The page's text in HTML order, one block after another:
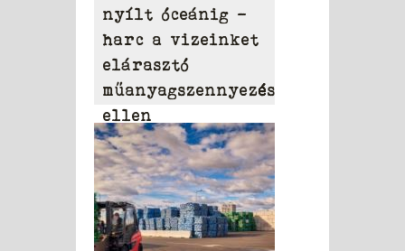
nyílt óceánig –
harc a vizeinket
elárasztó
műanyagszennyezés
ellen